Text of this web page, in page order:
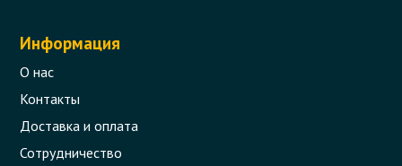
Информация
О нас
Контакты
Доставка и оплата
Сотрудничество